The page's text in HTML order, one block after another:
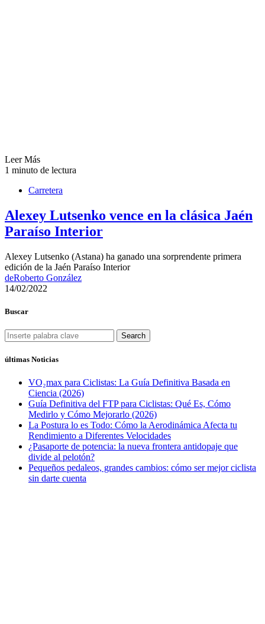
Leer Más
1 minuto de lectura
Carretera
Alexey Lutsenko vence en la clásica Jaén
Paraíso Interior
Alexey Lutsenko (Astana) ha ganado una sorprendente primera
edición de la Jaén Paraíso Interior
deRoberto González
14/02/2022
Buscar
Search
últimas Noticias
VO₂max para Ciclistas: La Guía Definitiva Basada en
Ciencia (2026)
Guía Definitiva del FTP para Ciclistas: Qué Es, Cómo
Medirlo y Cómo Mejorarlo (2026)
La Postura lo es Todo: Cómo la Aerodinámica Afecta tu
Rendimiento a Diferentes Velocidades
¿Pasaporte de potencia: la nueva frontera antidopaje que
divide al pelotón?
Pequeños pedaleos, grandes cambios: cómo ser mejor ciclista
sin darte cuenta